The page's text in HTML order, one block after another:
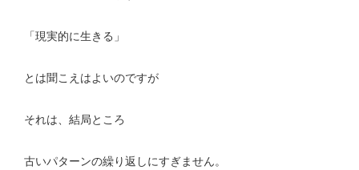
「現実的に生きる」
とは聞こえはよいのですが
それは、結局ところ
古いパターンの繰り返しにすぎません。